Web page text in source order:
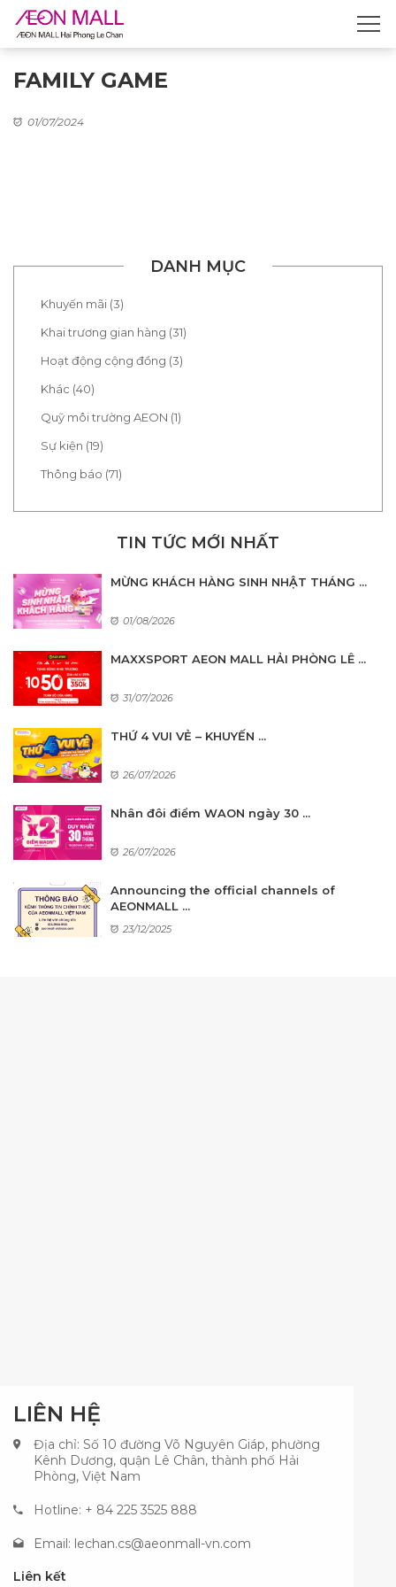
FAMILY GAME
01/07/2024
DANH MỤC
Khuyến mãi (3)
Khai trương gian hàng (31)
Hoạt động cộng đồng (3)
Khác (40)
Quỹ môi trường AEON (1)
Sự kiện (19)
Thông báo (71)
TIN TỨC MỚI NHẤT
MỪNG KHÁCH HÀNG SINH NHẬT THÁNG ...
01/08/2026
MAXXSPORT AEON MALL HẢI PHÒNG LÊ ...
31/07/2026
THỨ 4 VUI VẺ – KHUYẾN ...
26/07/2026
Nhân đôi điểm WAON ngày 30 ...
26/07/2026
Announcing the official channels of
AEONMALL ...
23/12/2025
LIÊN HỆ
Địa chỉ: Số 10 đường Võ Nguyên Giáp, phường
Kênh Dương, quận Lê Chân, thành phố Hải
Phòng, Việt Nam
Hotline: + 84 225 3525 888
Email: lechan.cs@aeonmall-vn.com
Liên kết